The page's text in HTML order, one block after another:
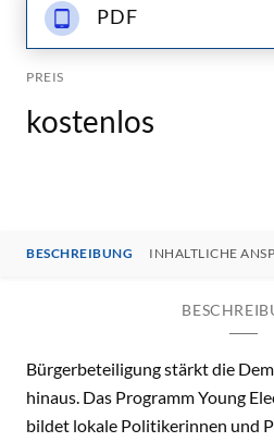
PDF
PREIS
kostenlos
BESCHREIBUNG INHALTLICHE
Bürgerbeteiligung stärkt die
hinaus. Das Programm Young
bildet lokale Politikerinnen und